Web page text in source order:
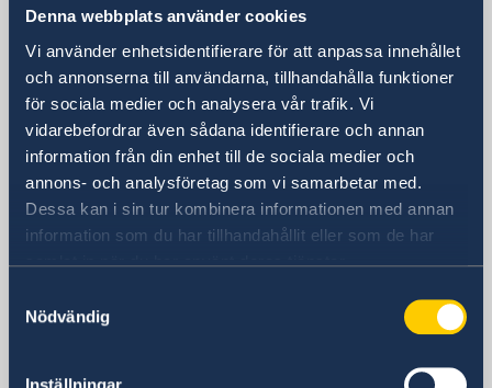
Denna webbplats använder cookies
Vi använder enhetsidentifierare för att anpassa innehållet
och annonserna till användarna, tillhandahålla funktioner
för sociala medier och analysera vår trafik. Vi
vidarebefordrar även sådana identifierare och annan
information från din enhet till de sociala medier och
annons- och analysföretag som vi samarbetar med.
Dessa kan i sin tur kombinera informationen med annan
information som du har tillhandahållit eller som de har
samlat in när du har använt deras tjänster.
Nödvändig
Besöksadress
Shanghai Central Plaza, våning 15
381 Huaihai Road (Middle)
Huangpu, Shanghai
Metro: South Huangpi Road (utgång 1)
Postadress
Sveriges generalkonsulat i Shanghai
1521-1541 Shanghai Central Plaza
381 Huaihai Road (Middle)
Shanghai 200020
Telefonnummer